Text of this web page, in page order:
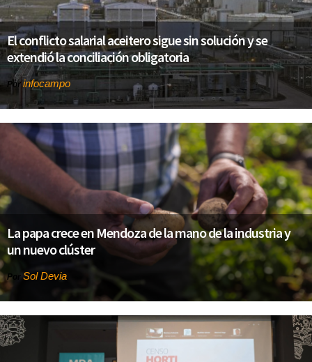
El conflicto salarial aceitero sigue sin solución y se
extendió la conciliación obligatoria
Por infocampo
La papa crece en Mendoza de la mano de la industria y
un nuevo clúster
Por Sol Devia